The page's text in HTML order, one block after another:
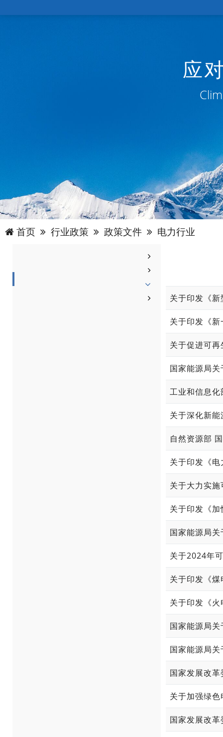
应
首页 行业政策 政策文件 电力行业
关于印发《
关于促进可
国家能源局
工业和信息
关于深化新
关于印发《
关于大力实
关于印发《
国家能源局
关于2024年
关于印发《
关于印发《
国家能源局
国家能源局
国家发展改
关于加强绿
国家发展改